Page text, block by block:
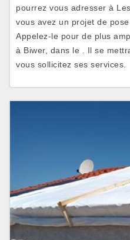
pourrez vous adresser à
vous avez un projet de
Appelez-le pour de plus
à Biwer, dans le . Il se
vous sollicitez ses services.